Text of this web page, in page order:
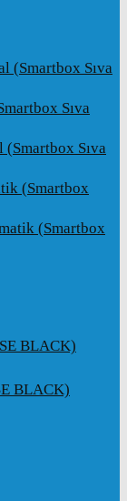
(Smartbox Sıva
Sıva
Sıva
(Smartbox
(Smartbox
BLACK)
BLACK)